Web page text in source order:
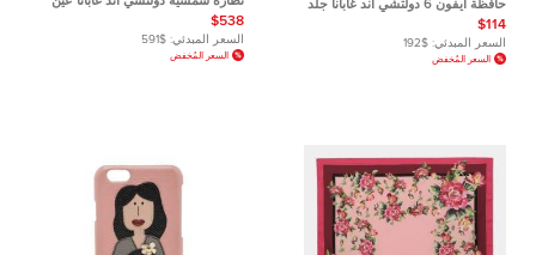
حافظة آيفون 6 دولتشي اند غابانا جلد
طباعة كابري متعددة الألوان
$114
السعر المبدئي: $192
السعر المُخفض
القطة فضية مزخرفة DG2134 رمادية
$538
السعر المبدئي: $591
السعر المُخفض